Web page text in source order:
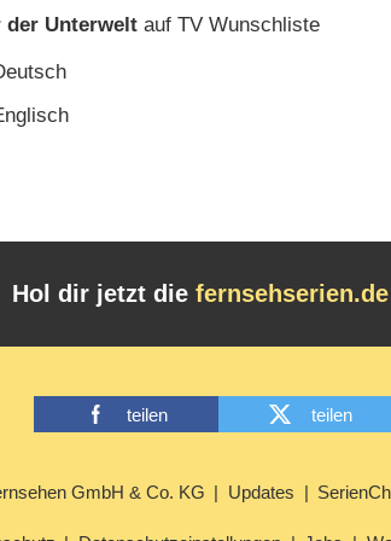
der Unterwelt auf TV Wunschliste
Hol dir jetzt die
teilen teilen
GmbH & Co. KG Updates